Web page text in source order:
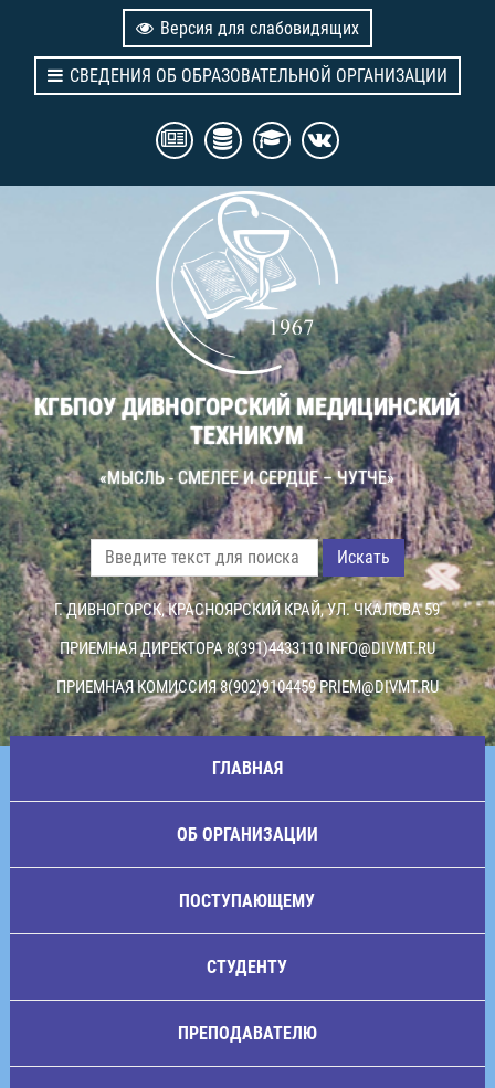
Версия для слабовидящих
СВЕДЕНИЯ ОБ ОБРАЗОВАТЕЛЬНОЙ ОРГАНИЗАЦИИ
КГБПОУ ДИВНОГОРСКИЙ МЕДИЦИНСКИЙ
ТЕХНИКУМ
«МЫСЛЬ - СМЕЛЕЕ И СЕРДЦЕ – ЧУТЧЕ»
Искать
Г. ДИВНОГОРСК, КРАСНОЯРСКИЙ КРАЙ, УЛ. ЧКАЛОВА 59
ПРИЕМНАЯ ДИРЕКТОРА 8(391)4433110INFO@DIVMT.RU
ПРИЕМНАЯ КОМИССИЯ 8(902)9104459PRIEM@DIVMT.RU
ГЛАВНАЯ
ОБ ОРГАНИЗАЦИИ
ПОСТУПАЮЩЕМУ
СТУДЕНТУ
ПРЕПОДАВАТЕЛЮ